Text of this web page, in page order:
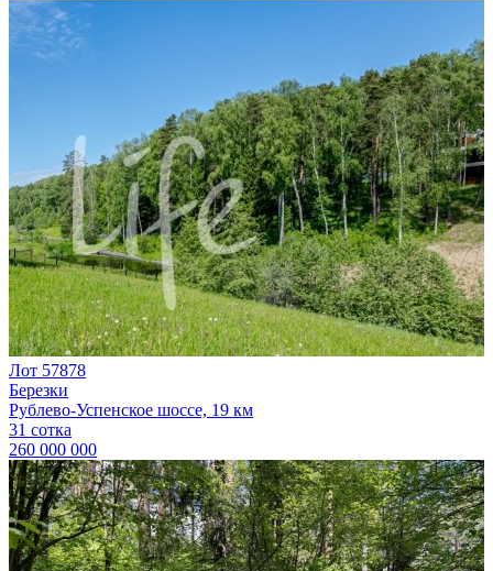
Лот 57878
Березки
Рублево-Успенское шоссе, 19 км
31 сотка
260 000 000